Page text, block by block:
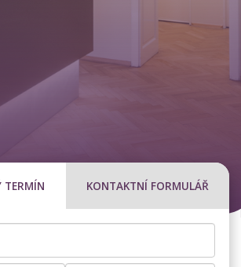
TERMÍN KONTAKTNÍ FORMULÁŘ